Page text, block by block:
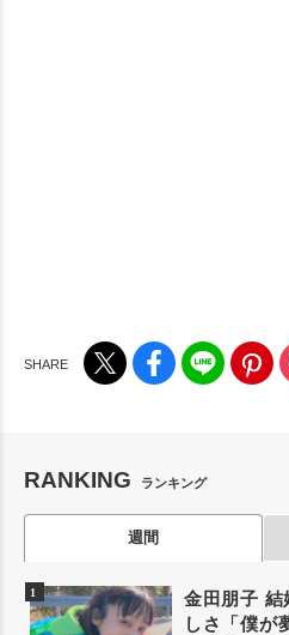
RANKING ランキング
週間
金田朋子 結
しさ「僕が